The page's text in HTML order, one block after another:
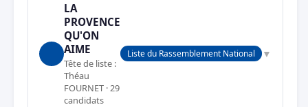
LA
PROVENCE
QU'ON
AIME
Tête de liste :
Théau
FOURNET · 29
candidats
Liste du Rassemblement National ▼